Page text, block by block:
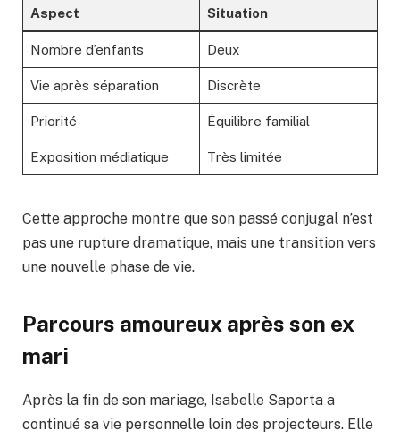
Aspect Situation
Nombre d’enfants Deux
Vie après séparation Discrète
Priorité Équilibre familial
Exposition médiatique Très limitée
Cette approche montre que son passé conjugal n’est
pas une rupture dramatique, mais une transition vers
une nouvelle phase de vie.
Parcours amoureux après son ex
mari
Après la fin de son mariage, Isabelle Saporta a
continué sa vie personnelle loin des projecteurs. Elle